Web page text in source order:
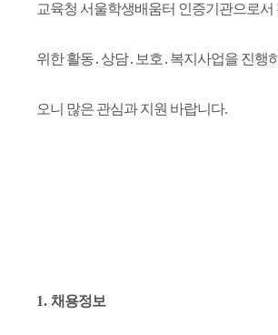
교육청 서울학생배움터 인증기관으로서
위한 활동․ 상담․ 보호 ․ 복지사업을 진행
오니 많은 관심과 지원 바랍니다.
1. 채용정보